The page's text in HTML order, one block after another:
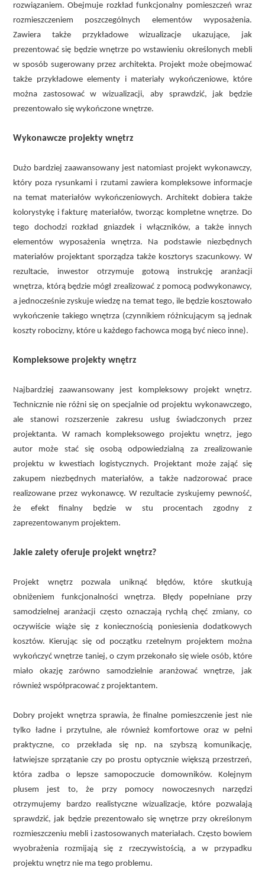
rozwiązaniem. Obejmuje rozkład funkcjonalny pomieszczeń wraz
rozmieszczeniem poszczególnych elementów wyposażenia.
Zawiera także przykładowe wizualizacje ukazujące, jak
prezentować się będzie wnętrze po wstawieniu określonych mebli
w sposób sugerowany przez architekta. Projekt może obejmować
także przykładowe elementy i materiały wykończeniowe, które
można zastosować w wizualizacji, aby sprawdzić, jak będzie
prezentowało się wykończone wnętrze.
Wykonawcze projekty wnętrz
Dużo bardziej zaawansowany jest natomiast projekt wykonawczy,
który poza rysunkami i rzutami zawiera kompleksowe informacje
na temat materiałów wykończeniowych. Architekt dobiera także
kolorystykę i fakturę materiałów, tworząc kompletne wnętrze. Do
tego dochodzi rozkład gniazdek i włączników, a także innych
elementów wyposażenia wnętrza. Na podstawie niezbędnych
materiałów projektant sporządza także kosztorys szacunkowy. W
rezultacie, inwestor otrzymuje gotową instrukcję aranżacji
wnętrza, którą będzie mógł zrealizować z pomocą podwykonawcy,
a jednocześnie zyskuje wiedzę na temat tego, ile będzie kosztowało
wykończenie takiego wnętrza (czynnikiem różnicującym są jednak
koszty robocizny, które u każdego fachowca mogą być nieco inne).
Kompleksowe projekty wnętrz
Najbardziej zaawansowany jest kompleksowy projekt wnętrz.
Technicznie nie różni się on specjalnie od projektu wykonawczego,
ale stanowi rozszerzenie zakresu usług świadczonych przez
projektanta. W ramach kompleksowego projektu wnętrz, jego
autor może stać się osobą odpowiedzialną za zrealizowanie
projektu w kwestiach logistycznych. Projektant może zająć się
zakupem niezbędnych materiałów, a także nadzorować prace
realizowane przez wykonawcę. W rezultacie zyskujemy pewność,
że efekt finalny będzie w stu procentach zgodny z
zaprezentowanym projektem.
Jakie zalety oferuje projekt wnętrz?
Projekt wnętrz pozwala uniknąć błędów, które skutkują
obniżeniem funkcjonalności wnętrza. Błędy popełniane przy
samodzielnej aranżacji często oznaczają rychłą chęć zmiany, co
oczywiście wiąże się z koniecznością poniesienia dodatkowych
kosztów. Kierując się od początku rzetelnym projektem można
wykończyć wnętrze taniej, o czym przekonało się wiele osób, które
miało okazję zarówno samodzielnie aranżować wnętrze, jak
również współpracować z projektantem.
Dobry projekt wnętrza sprawia, że finalne pomieszczenie jest nie
tylko ładne i przytulne, ale również komfortowe oraz w pełni
praktyczne, co przekłada się np. na szybszą komunikację,
łatwiejsze sprzątanie czy po prostu optycznie większą przestrzeń,
która zadba o lepsze samopoczucie domowników. Kolejnym
plusem jest to, że przy pomocy nowoczesnych narzędzi
otrzymujemy bardzo realistyczne wizualizacje, które pozwalają
sprawdzić, jak będzie prezentowało się wnętrze przy określonym
rozmieszczeniu mebli i zastosowanych materiałach. Często bowiem
wyobrażenia rozmijają się z rzeczywistością, a w przypadku
projektu wnętrz nie ma tego problemu.